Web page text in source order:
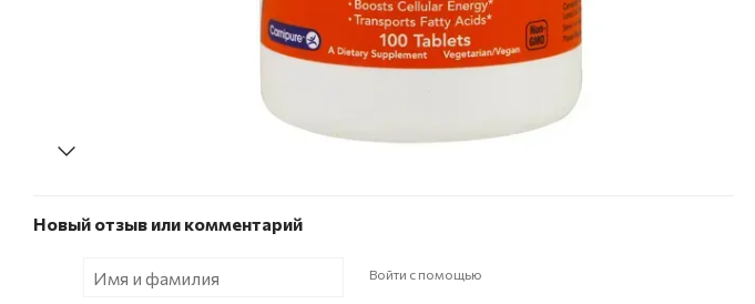
Новый отзыв или комментарий
Войти с помощью